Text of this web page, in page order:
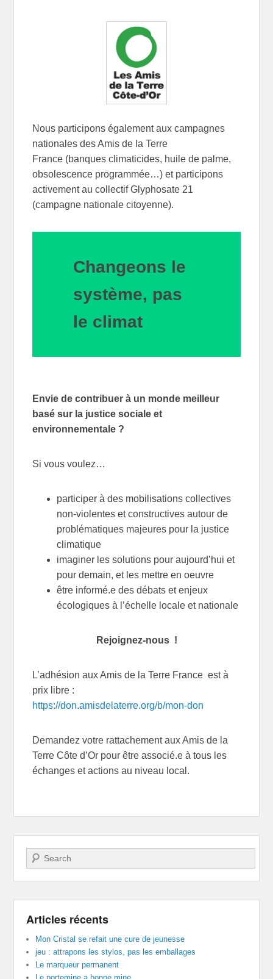
Nous participons également aux campagnes
nationales des Amis de la Terre
France (banques climaticides, huile de palme,
obsolescence programmée…) et participons
activement au collectif Glyphosate 21
(campagne nationale citoyenne).
Changeons le
système, pas
le climat
Envie de contribuer à un monde meilleur
basé sur la justice sociale et
environnementale ?
Si vous voulez…
participer à des mobilisations collectives
non-violentes et constructives autour de
problématiques majeures pour la justice
climatique
imaginer les solutions pour aujourd’hui et
pour demain, et les mettre en oeuvre
être informé.e des débats et enjeux
écologiques à l’échelle locale et nationale
Rejoignez-nous !
L’adhésion aux Amis de la Terre France est à
prix libre :
https://don.amisdelaterre.org/b/mon-don
Demandez votre rattachement aux Amis de la
Terre Côte d’Or pour être associé.e à tous les
échanges et actions au niveau local.
Recherche
Articles récents
Mon Cristal se refait une cure de jeunesse
jeu : attrapons les stylos, pas les emballages
Le marqueur permanent